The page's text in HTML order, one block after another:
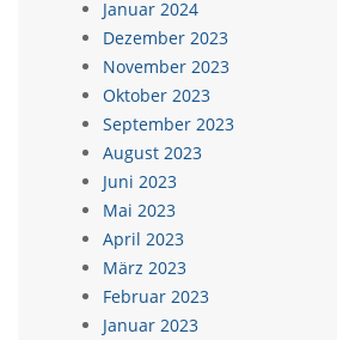
Januar 2024
Dezember 2023
November 2023
Oktober 2023
September 2023
August 2023
Juni 2023
Mai 2023
April 2023
März 2023
Februar 2023
Januar 2023